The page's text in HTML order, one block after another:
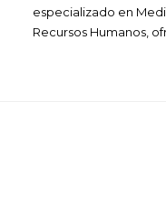
especializado en
Recursos Humanos,